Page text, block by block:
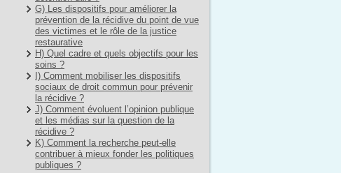
G) Les dispositifs pour améliorer la
prévention de la récidive du point de vue
des victimes et le rôle de la justice
restaurative
H) Quel cadre et quels objectifs pour les
soins ?
I) Comment mobiliser les dispositifs
sociaux de droit commun pour prévenir
la récidive ?
J) Comment évoluent l’opinion publique
et les médias sur la question de la
récidive ?
K) Comment la recherche peut-elle
contribuer à mieux fonder les politiques
publiques ?